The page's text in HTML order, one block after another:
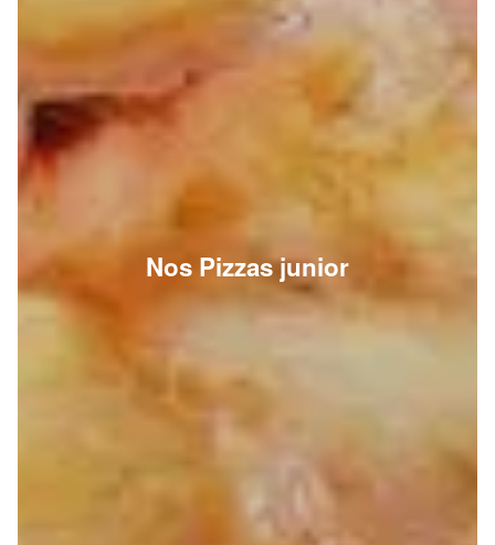
Nos Pizzas junior